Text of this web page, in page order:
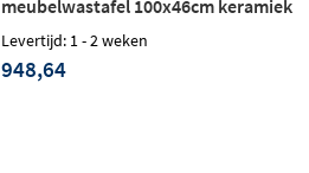
meubelwastafel 100x46cm keramiek
Levertijd: 1 - 2 weken
948,64